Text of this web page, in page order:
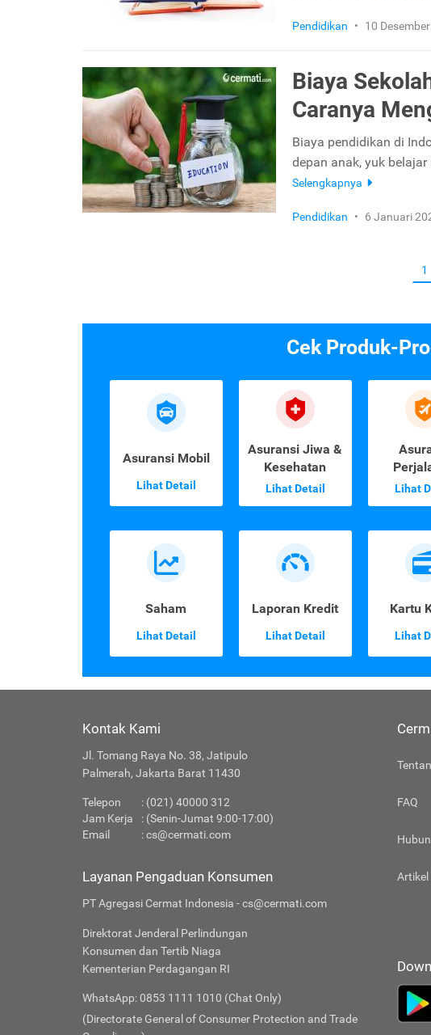
Pendidikan • 10
Biaya
Caranya
Biaya pendidikan di
depan anak, yuk
Selengkapnya
Pendidikan • 6 Januari
1
Cek Produk-
Asuransi Mobil
Lihat Detail
Asuransi Jiwa &
Kesehatan
Lihat Detail Lihat
Saham
Lihat Detail
Laporan Kredit
Lihat Detail
Kartu
Lihat
Kontak Kami
Jl. Tomang Raya No. 38, Jatipulo
Palmerah, Jakarta Barat 11430
Telepon
: (021) 40000 312
Jam Kerja
: (Senin-Jumat 9:00-17:00)
Email
:cs@cermati.com
Layanan Pengaduan Konsumen
PT Agregasi Cermat Indonesia - cs@cermati.com
Direktorat Jenderal Perlindungan
Konsumen dan Tertib Niaga
Kementerian Perdagangan RI
WhatsApp: 0853 1111 1010 (Chat Only)
(Directorate General of Consumer Protection and Trade
FAQ
Artikel